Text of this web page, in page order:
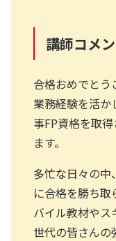
講師コメ
合格おめでと
業務経験を活
事FP資格を取
ます。
多忙な日々の
に合格を勝ち
バイル教材や
世代の皆さん